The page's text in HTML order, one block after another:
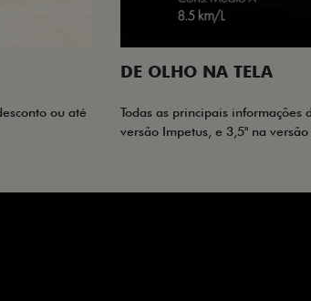
ou até
DE OLHO NA TELA
Todas as principais informações
versão Impetus, e 3,5" na